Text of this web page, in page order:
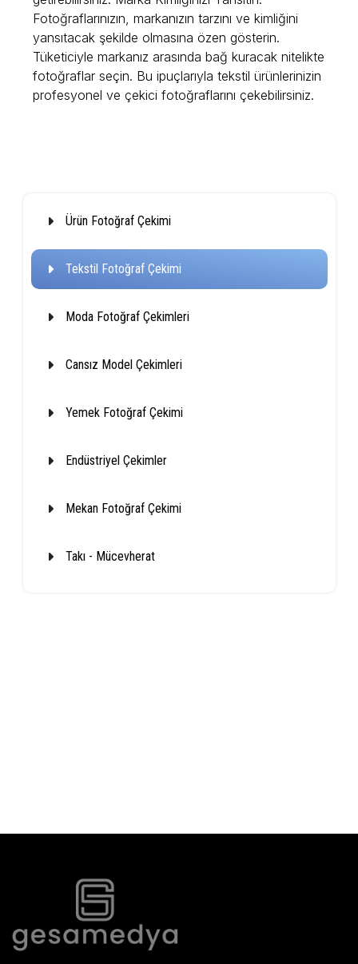
Ürün Fotoğraf Çekimi
Tekstil Fotoğraf Çekimi
Moda Fotoğraf Çekimleri
Cansız Model Çekimleri
Yemek Fotoğraf Çekimi
Endüstriyel Çekimler
Mekan Fotoğraf Çekimi
Takı - Mücevherat
Fotoğraflarınızın, markanızın tarzını ve kimliğini
yansıtacak şekilde olmasına özen gösterin.
Tüketiciyle markanız arasında bağ kuracak nitelikte
fotoğraflar seçin. Bu ipuçlarıyla tekstil ürünlerinizin
profesyonel ve çekici fotoğraflarını çekebilirsiniz.